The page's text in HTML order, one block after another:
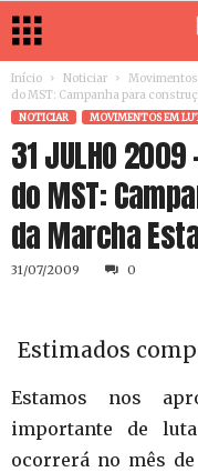
Início Noticiar Movimentos
do MST: Campanha para
NOTICIAR MOVIMENTOS EM
31 JULHO
do MST:
da Marcha
31/07/2009 0
Estimados
Estamos nos
importante de
ocorrerá no mês